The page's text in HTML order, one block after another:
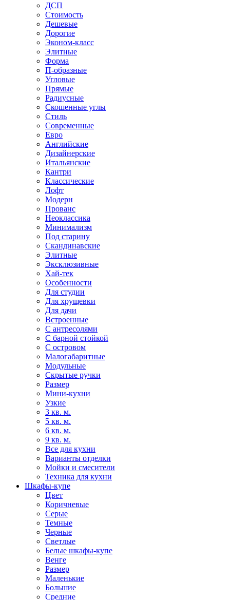
ДСП
Стоимость
Дешевые
Дорогие
Эконом-класс
Элитные
Форма
П-образные
Угловые
Прямые
Радиусные
Скошенные углы
Стиль
Современные
Евро
Английские
Дизайнерские
Итальянские
Кантри
Классические
Лофт
Модерн
Прованс
Неоклассика
Минимализм
Под старину
Скандинавские
Элитные
Эксклюзивные
Хай-тек
Особенности
Для студии
Для хрущевки
Для дачи
Встроенные
С антресолями
С барной стойкой
С островом
Малогабаритные
Модульные
Скрытые ручки
Размер
Мини-кухни
Узкие
3 кв. м.
5 кв. м.
6 кв. м.
9 кв. м.
Все для кухни
Варианты отделки
Мойки и смесители
Техника для кухни
Шкафы-купе
Цвет
Коричневые
Серые
Темные
Черные
Светлые
Белые шкафы-купе
Венге
Размер
Маленькие
Большие
Средние